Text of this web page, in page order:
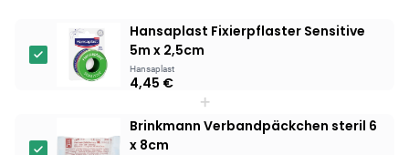
Hansaplast Fixierpflaster Sensitive
5m x 2,5cm
Hansaplast
4,45 €
+
Brinkmann Verbandpäckchen steril 6
x 8cm